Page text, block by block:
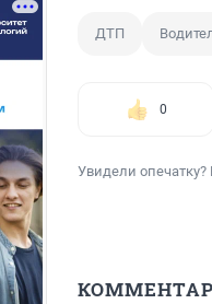
ДТП
0
Увидели